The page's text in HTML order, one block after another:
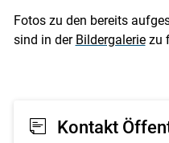
Fotos zu den bereits
sind in der Bildergaleriezu
Kontakt